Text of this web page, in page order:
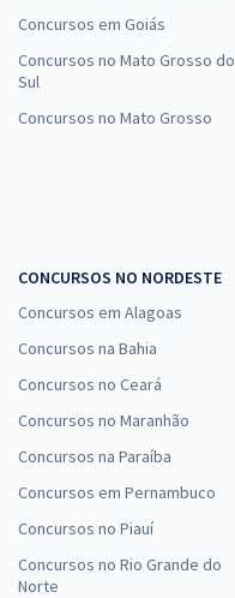
Concursos em Goiás
Concursos no Mato Grosso do
Sul
Concursos no Mato Grosso
CONCURSOS NO NORDESTE
Concursos em Alagoas
Concursos na Bahia
Concursos no Ceará
Concursos no Maranhão
Concursos na Paraíba
Concursos em Pernambuco
Concursos no Piauí
Concursos no Rio Grande do
Norte